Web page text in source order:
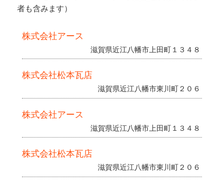
者も含みます）
株式会社アース
滋賀県近江八幡市上田町１３４８
株式会社松本瓦店
滋賀県近江八幡市東川町２０６
株式会社アース
滋賀県近江八幡市上田町１３４８
株式会社松本瓦店
滋賀県近江八幡市東川町２０６